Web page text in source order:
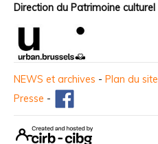
Direction du Patrimoine culturel
NEWS et archives - Plan du site
Presse -